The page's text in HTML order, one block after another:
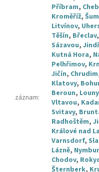
záznam:
Příbram, Cheb
Kroměříž,
Litvínov,
Těšín, Břeclav,
Sázavou,
Kutná Hora,
Pelhřimov,
Jičín, Chrudim
Klatovy,
Beroun, Louny
Vltavou,
Svitavy,
Radhoštěm,
Králové nad
Varnsdorf,
Lázně,
Chodov,
Šternberk,